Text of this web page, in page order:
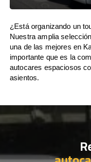
¿Está organizando un
Nuestra amplia
una de las mejores en
importante que es la
autocares espaciosos
asientos.